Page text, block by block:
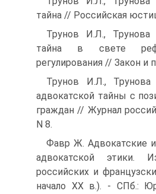
тайна // Российская
Трунов И.Л., Трунова
тайна в свете
регулирования // Закон и
Трунов И.Л.,
адвокатской тайны с
граждан // Журнал
N 8.
Фавр Ж. Адвокатские
адвокатской этики.
российских и
начало XX в.). - СПб.: